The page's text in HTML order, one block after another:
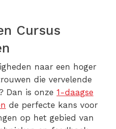
Cursus
naar een hoger
die vervelende
Dan is onze 1-daagse
de perfecte kans voor
op het gebied van